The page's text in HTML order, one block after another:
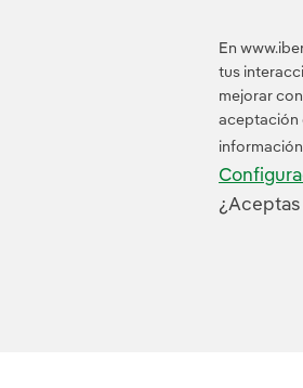
En
tus
mejorar
aceptación